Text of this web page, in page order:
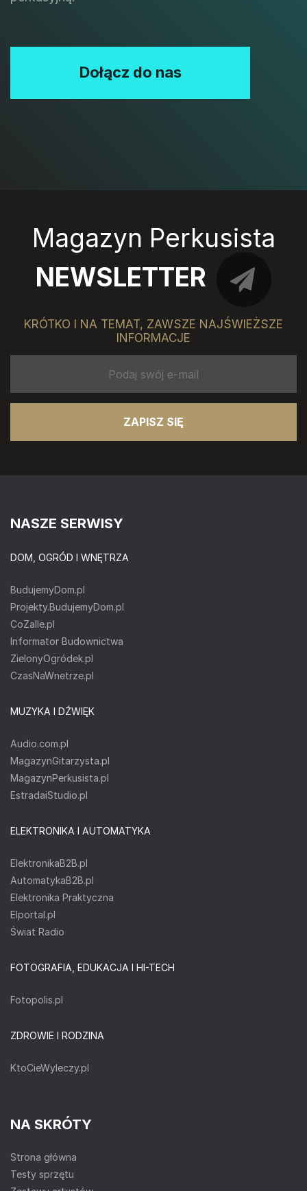
Dołącz do nas
Magazyn Perkusista
NEWSLETTER
KRÓTKO I NA TEMAT, ZAWSZE NAJŚWIEŻSZE
INFORMACJE
ZAPISZ SIĘ
NASZE SERWISY
DOM, OGRÓD I WNĘTRZA
BudujemyDom.pl
Projekty.BudujemyDom.pl
CoZaIle.pl
Informator Budownictwa
ZielonyOgródek.pl
CzasNaWnetrze.pl
MUZYKA I DŹWIĘK
Audio.com.pl
MagazynGitarzysta.pl
MagazynPerkusista.pl
EstradaiStudio.pl
ELEKTRONIKA I AUTOMATYKA
ElektronikaB2B.pl
AutomatykaB2B.pl
Elektronika Praktyczna
Elportal.pl
Świat Radio
FOTOGRAFIA, EDUKACJA I HI-TECH
Fotopolis.pl
ZDROWIE I RODZINA
KtoCieWyleczy.pl
NA SKRÓTY
Strona główna
Testy sprzętu